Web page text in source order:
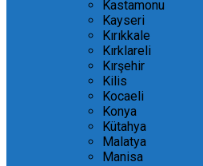
Kastamonu
Kayseri
Kırıkkale
Kırklareli
Kırşehir
Kilis
Kocaeli
Konya
Kütahya
Malatya
Manisa